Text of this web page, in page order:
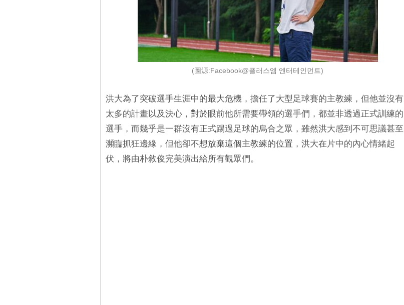
(圖源:Facebook@플러스엠 엔터테인먼트)
洪大為了突破選手生涯中的最大危機，擔任了大型足球賽的主教練，但他並沒有
太多的計畫以及決心，對於眼前他所需要帶領的選手們，都並非透過正式訓練的
選手，而幾乎是一群沒有正式踢過足球的烏合之眾，雖然洪大感到不可思議甚至
瀕臨抓狂邊緣，但他卻不想放棄這個主教練的位置，洪大在片中的內心情緒起
伏，將由朴敘俊完美演出給所有觀眾們。